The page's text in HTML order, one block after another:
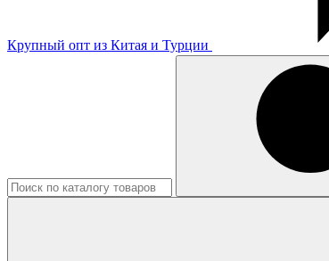
Крупный опт из Китая и Турции